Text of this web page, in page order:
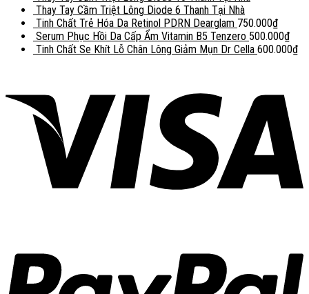
Thay Tay Cầm Triệt Lông Diode 6 Thanh Tại Nhà
Tinh Chất Trẻ Hóa Da Retinol PDRN Dearglam 750.000₫
Serum Phục Hồi Da Cấp Ẩm Vitamin B5 Tenzero 500.000₫
Tinh Chất Se Khít Lỗ Chân Lông Giảm Mụn Dr Cella 600.000₫